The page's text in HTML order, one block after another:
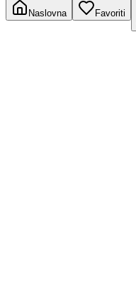
Naslovna
Favoriti